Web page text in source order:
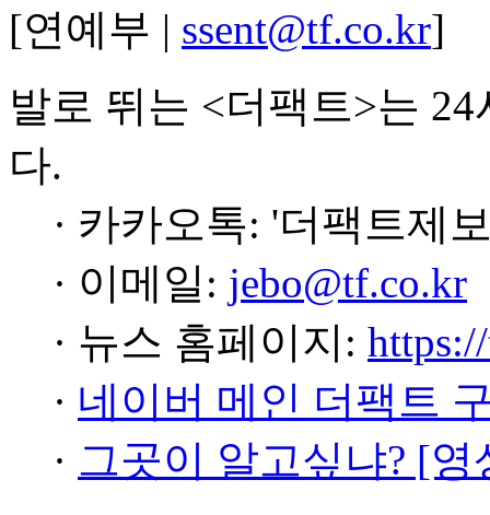
[연예부 | ssent@tf.co.kr]
발로 뛰는 <더팩트>는
다.
· 카카오톡: '더팩트제
· 이메일: jebo@tf.co.kr
· 뉴스 홈페이지:
· 네이버 메인 더팩트
· 그곳이 알고싶냐? [